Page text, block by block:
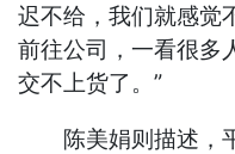
迟不给，我们就感觉
前往公司，一看很多
交不上货了。”
陈美娟则描述，平